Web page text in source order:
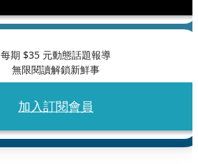
每期 $35 元動態話題報導
無限閱讀解鎖新鮮事
加入訂閱會員